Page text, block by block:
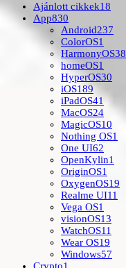
Ajánlott cikkek18
App830
Android237
ColorOS1
HarmonyOS38
homeOS1
HyperOS30
iOS189
iPadOS41
MacOS24
MagicOS10
Nothing OS1
One UI62
OpenKylin1
OriginOS1
OxygenOS19
Realme UI11
Vega OS1
visionOS13
WatchOS11
Wear OS19
Windows57